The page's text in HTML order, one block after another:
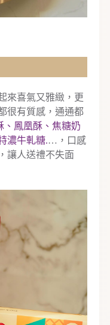
來喜氣又雅緻，更
很有質感，通通都
、鳳凰酥、焦糖奶
濃牛軋糖.…，口感
讓人送禮不失面